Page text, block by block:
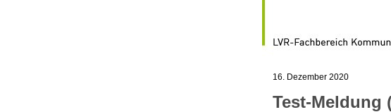
16. Dezember 2020
Test-Meldung